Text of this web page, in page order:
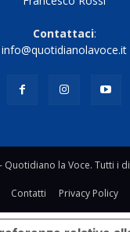
Contattaci:
info@quotidianolavoce.it
Quotidiano la Voce. Tutti i
Contatti Privacy Policy